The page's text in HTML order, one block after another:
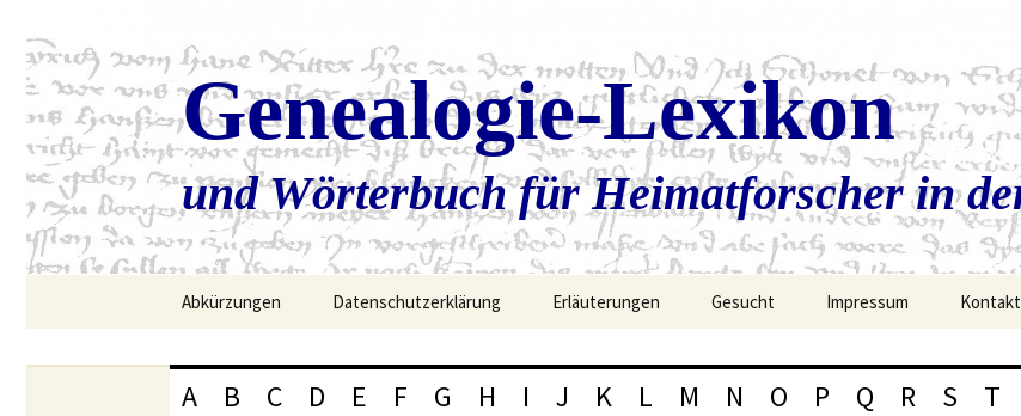
Genealogie-Lexikon
und Wörterbuch für Heimatforscher in
Abkürzungen Datenschutzerklärung Erläuterungen Gesucht Impressum Kontakt
A B C D E F G H I J K L M N O P Q R S T